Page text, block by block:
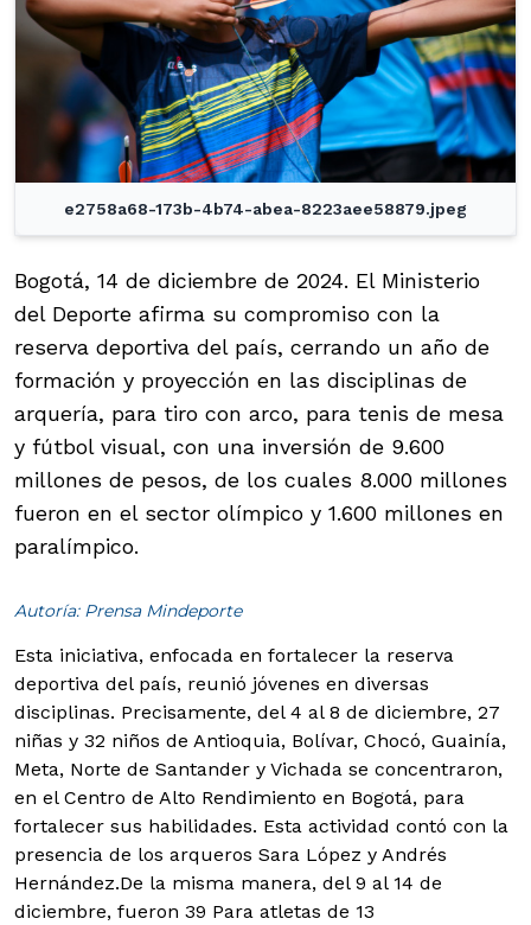
e2758a68-173b-4b74-abea-8223aee58879.jpeg
Bogotá, 14 de diciembre de 2024. El Ministerio
del Deporte afirma su compromiso con la
reserva deportiva del país, cerrando un año de
formación y proyección en las disciplinas de
arquería, para tiro con arco, para tenis de mesa
y fútbol visual, con una inversión de 9.600
millones de pesos, de los cuales 8.000 millones
fueron en el sector olímpico y 1.600 millones en
paralímpico.
Autoría: Prensa Mindeporte
Esta iniciativa, enfocada en fortalecer la reserva
deportiva del país, reunió jóvenes en diversas
disciplinas. Precisamente, del 4 al 8 de diciembre, 27
niñas y 32 niños de Antioquia, Bolívar, Chocó, Guainía,
Meta, Norte de Santander y Vichada se concentraron,
en el Centro de Alto Rendimiento en Bogotá, para
fortalecer sus habilidades. Esta actividad contó con la
presencia de los arqueros Sara López y Andrés
Hernández.De la misma manera, del 9 al 14 de
diciembre, fueron 39 Para atletas de 13